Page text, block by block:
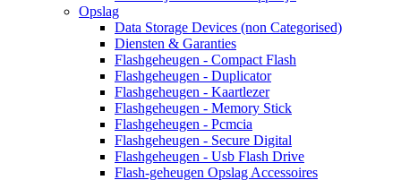
Opslag
Data Storage Devices (non Categorised)
Diensten & Garanties
Flashgeheugen - Compact Flash
Flashgeheugen - Duplicator
Flashgeheugen - Kaartlezer
Flashgeheugen - Memory Stick
Flashgeheugen - Pcmcia
Flashgeheugen - Secure Digital
Flashgeheugen - Usb Flash Drive
Flash-geheugen Opslag Accessoires